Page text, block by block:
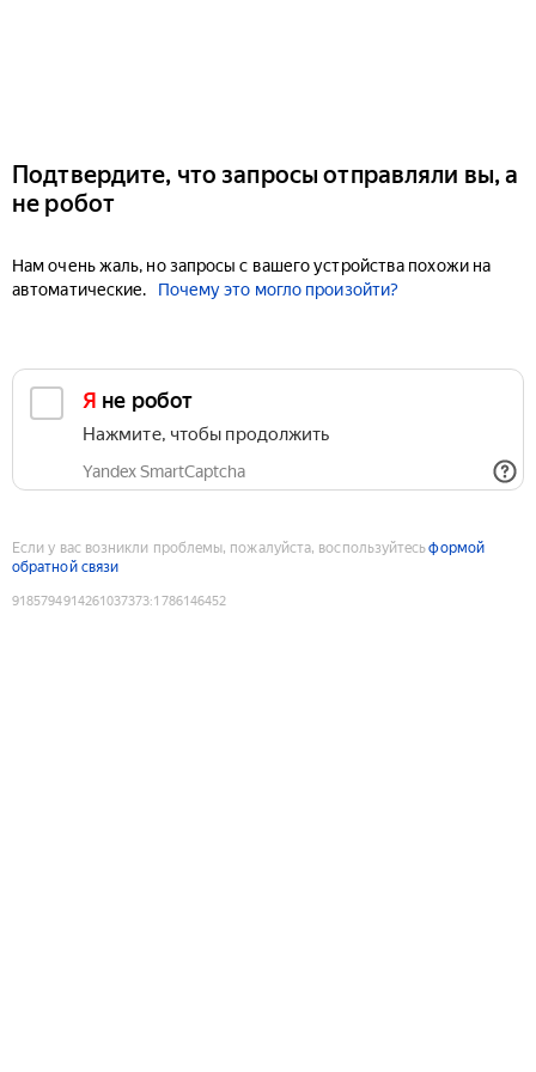
Подтвердите, что запросы отправляли вы, а
не робот
Нам очень жаль, но запросы с вашего устройства похожи на
автоматические.
Почему это могло произойти?
Я не робот
Нажмите, чтобы продолжить
Yandex SmartCaptcha
Если у вас возникли проблемы, пожалуйста, воспользуйтесьформой
обратной связи
9185794914261037373:1786146452